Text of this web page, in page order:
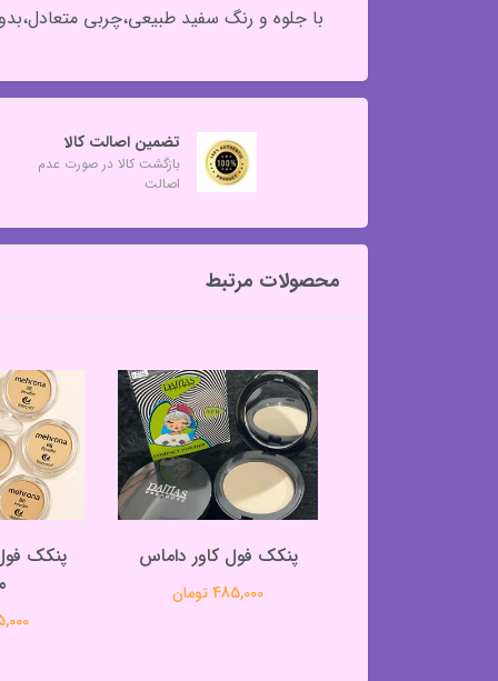
با جلوه و رنگ سفید طبیعی،چربی
تضمین اصالت کالا
بازگشت کالا در صورت عدم
اصالت
محصولات مرتبط
پنکک فول کاور داماس
485,000 تومان